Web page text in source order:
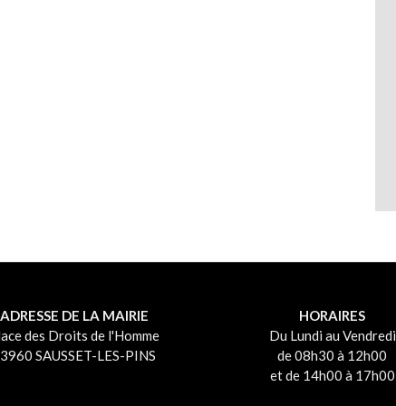
ADRESSE DE LA MAIRIE
des Droits de l'Homme
SAUSSET-LES-PINS
HORAIRES
Du Lundi au Vendredi
de 08h30 à 12h00
et de 14h00 à 17h00